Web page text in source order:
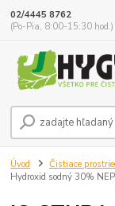
02/4445 8762
(Po-Pia, 8:00-15:30 hod.)
Úvod Čistiace
Hydroxid sodný 30%